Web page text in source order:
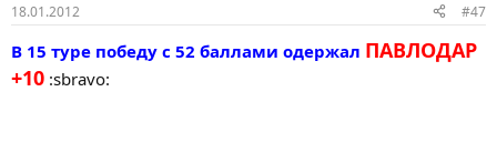
18.01.2012 #47
В 15 туре победу с 52 баллами одержал ПАВЛОДАР
+10 :sbravo: